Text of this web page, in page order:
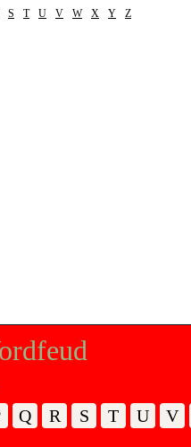
S T U V W X Y Z
Q R S T U V